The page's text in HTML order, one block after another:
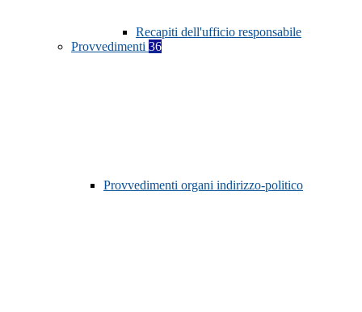
Recapiti dell'ufficio responsabile
Provvedimenti 36
Provvedimenti organi indirizzo-politico